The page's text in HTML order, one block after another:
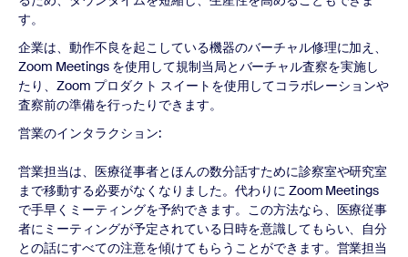
す。
企業は、動作不良を起こしている機器のバーチャル修理に加え、
Zoom Meetings を使用して規制当局とバーチャル査察を実施し
たり、Zoom プロダクト スイートを使用してコラボレーションや
査察前の準備を行ったりできます。
営業のインタラクション:
営業担当は、医療従事者とほんの数分話すために診察室や研究室
まで移動する必要がなくなりました。代わりに Zoom Meetings
で手早くミーティングを予約できます。この方法なら、医療従事
者にミーティングが予定されている日時を意識してもらい、自分
との話にすべての注意を傾けてもらうことができます。営業担当